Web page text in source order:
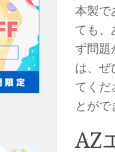
本製で
ても、
ず問題
は、ぜ
てくだ
とがで
AZ